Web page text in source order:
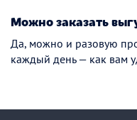
Можно заказать
Да, можно и разовую
каждый день — как вам